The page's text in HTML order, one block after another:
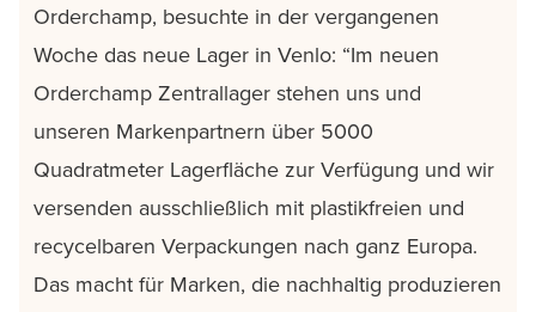
Orderchamp, besuchte in der vergangenen
Woche das neue Lager in Venlo: “Im neuen
Orderchamp Zentrallager stehen uns und
unseren Markenpartnern über 5000
Quadratmeter Lagerfläche zur Verfügung und wir
versenden ausschließlich mit plastikfreien und
recycelbaren Verpackungen nach ganz Europa.
Das macht für Marken, die nachhaltig produzieren